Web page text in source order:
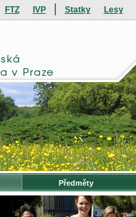
FTZ IVP Statky Lesy
Předměty